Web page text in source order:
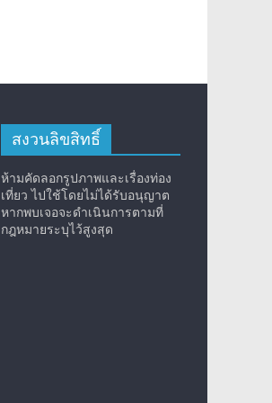
สงวนลิขสิทธิ์
ห้ามคัดลอกรูปภาพและเรื่องท่อง
เที่ยว ไปใช้โดยไม่ได้รับอนุญาต
หากพบเจอจะดำเนินการตามที่
กฎหมายระบุไว้สูงสุด